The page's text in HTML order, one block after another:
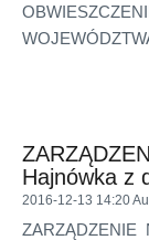
Hajnówka z
2016-12-13 14:20
ZARZĄDZENIE